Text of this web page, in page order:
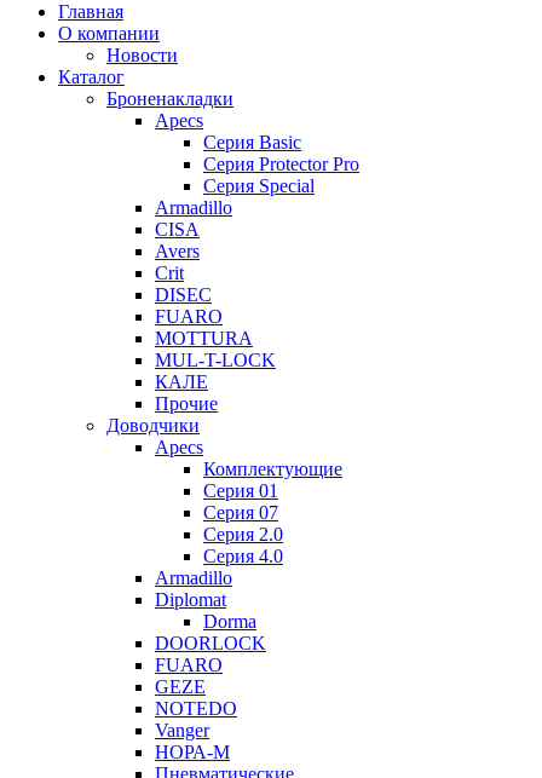
Главная
О компании
Новости
Каталог
Броненакладки
Apecs
Серия Basic
Серия Protector Pro
Серия Special
Armadillo
CISA
Avers
Crit
DISEC
FUARO
MOTTURA
MUL-T-LOCK
КАЛЕ
Прочие
Доводчики
Apecs
Комплектующие
Серия 01
Серия 07
Серия 2.0
Серия 4.0
Armadillo
Diplomat
Dorma
DOORLOCK
FUARO
GEZE
NOTEDO
Vanger
НОРА-М
Пневматические